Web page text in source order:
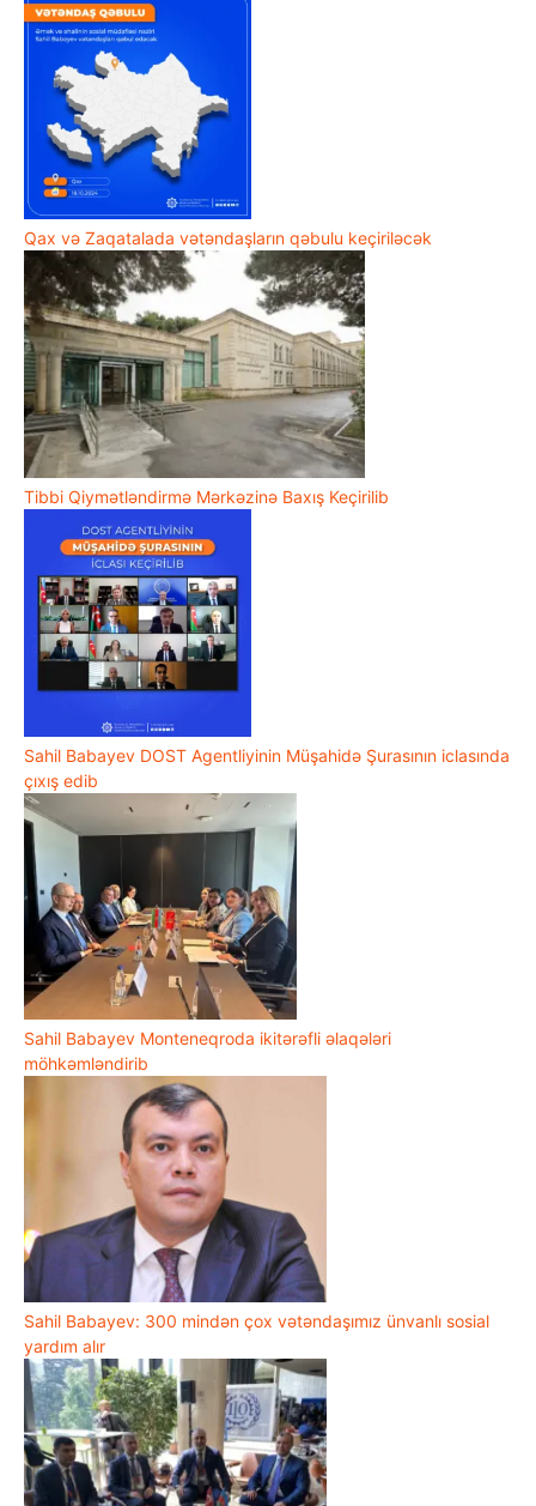
Qax və Zaqatalada vətəndaşların qəbulu keçiriləcək
Tibbi Qiymətləndirmə Mərkəzinə Baxış Keçirilib
Sahil Babayev DOST Agentliyinin Müşahidə Şurasının iclasında
çıxış edib
Sahil Babayev Monteneqroda ikitərəfli əlaqələri
möhkəmləndirib
Sahil Babayev: 300 mindən çox vətəndaşımız ünvanlı sosial
yardım alır